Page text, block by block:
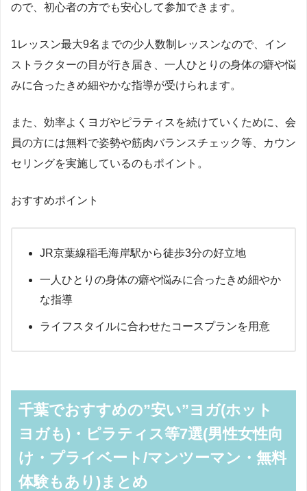
ので、初心者の方でも安心して参加できます。
1レッスン最大9名までの少人数制レッスンなので、イン
ストラクターの目が行き届き、一人ひとりの身体の癖や悩
みに合ったきめ細やかな指導が受けられます。
また、効率よくヨガやピラティスを続けていくために、会
員の方には無料で姿勢や筋肉バランスチェック等、カウン
セリングを実施しているのもポイント。
おすすめポイント
JR京葉線稲毛海岸駅から徒歩3分の好立地
一人ひとりの身体の癖や悩みに合ったきめ細やか
な指導
ライフスタイルに合わせたコースプランを用意
千葉でおすすめの”安い”ヨガ(ホット
ヨガも)・ピラティス等7選(男性女性向
け・プライベート/マンツーマン・無料
体験もあり)まとめ